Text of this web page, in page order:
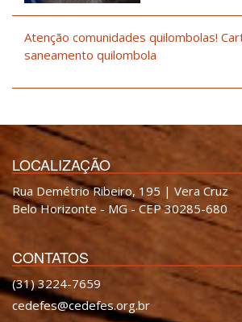
Atenção comunidades quilombolas!
saneamento quilombola
LOCALIZAÇÃO
Rua Demétrio Ribeiro, 195 | Vera Cruz
Belo Horizonte - MG - CEP 30285-680
CONTATOS
(31) 3224-7659
cedefes@cedefes.org.br